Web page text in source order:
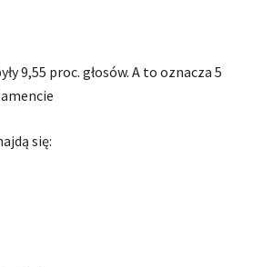
9,55 proc. głosów. A to oznacza 5
się: